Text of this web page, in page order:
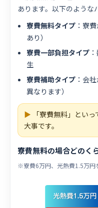
あります。以下のような
寮費無料タイプ ：寮
あり）
寮費一部負担タイプ
生
寮費補助タイプ ：会
異なります）
▶ 「寮費無料」といっ
大事です。
寮費無料の場合どのく
※寮費6万円、光熱費1.5万円